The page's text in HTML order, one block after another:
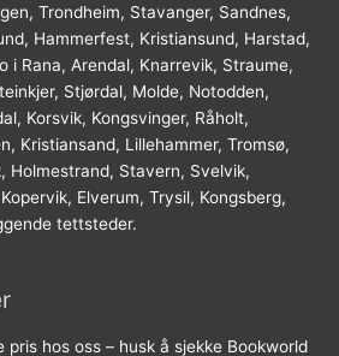
Trondheim, Stavanger, Sandnes,
Hammerfest, Kristiansund, Harstad,
i Rana, Arendal, Knarrevik, Straume,
Stjørdal, Molde, Notodden,
Korsvik, Kongsvinger, Råholt,
Kristiansand, Lillehammer, Tromsø,
Holmestrand, Stavern, Svelvik,
Elverum, Trysil, Kongsberg,
tettsteder.
pris hos oss – husk å sjekke Bookworld